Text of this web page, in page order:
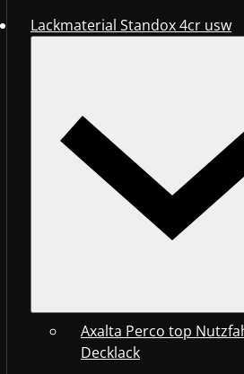
Lackmaterial Standox 4cr usw
Axalta Perco top
Decklack